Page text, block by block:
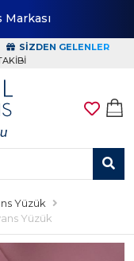
SIZDEN GELENLER
Yüzük
Yüzük